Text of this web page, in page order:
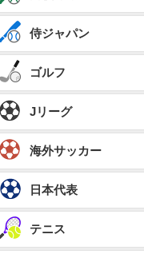
侍ジャパン
ゴルフ
Jリーグ
海外サッカー
日本代表
テニス